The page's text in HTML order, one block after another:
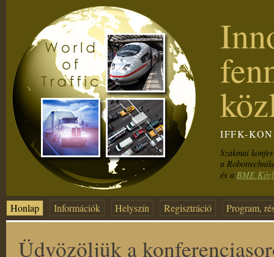
IFFK-
Szakmai
a
és a BME
Honlap Információk Helyszín Regisztráció Program,
Üdvözöljük a